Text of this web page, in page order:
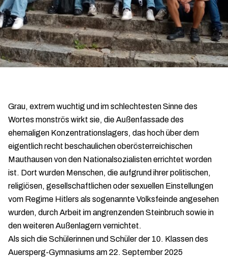
Grau, extrem wuchtig und im schlechtesten Sinne des
Wortes monströs wirkt sie, die Außenfassade des
ehemaligen Konzentrationslagers, das hoch über dem
eigentlich recht beschaulichen oberösterreichischen
Mauthausen von den Nationalsozialisten errichtet worden
ist. Dort wurden Menschen, die aufgrund ihrer politischen,
religiösen, gesellschaftlichen oder sexuellen Einstellungen
vom Regime Hitlers als sogenannte Volksfeinde angesehen
wurden, durch Arbeit im angrenzenden Steinbruch sowie in
den weiteren Außenlagern vernichtet.
Als sich die Schülerinnen und Schüler der 10. Klassen des
Auersperg-Gymnasiums am 22. September 2025